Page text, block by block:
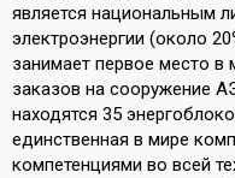
является национальным
электроэнергии (около
занимает первое место в
заказов на сооружение
находятся 35
единственная в мире
компетенциями во всей